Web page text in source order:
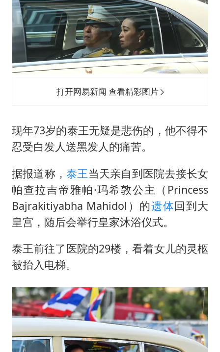
打开网易新闻 查看精彩图片
现年73岁的泰王无疑是悲伤的，他不得不
忍受白发人送黑发人的痛苦。
据报道称，泰王当天亲自到医院去接长女
帕查拉吉帝雅帕·玛希敦公主（Princess
Bajrakitiyabha Mahidol）的遗体回到大
皇宫，随后会举行皇家沐浴仪式。
泰王前往了医院的29楼，看着女儿的灵柩
被抬入电梯。